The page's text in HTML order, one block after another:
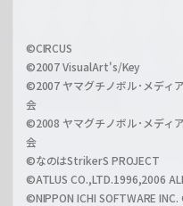
a
r
z
i
l
h
©CIRCUS
©2007 VisualArt's/Key
©2007 ヤマグチノボル･メディ
会
©2008 ヤマグチノボル･メディ
会
©なのはStrikerS PROJECT
©ATLUS CO.,LTD.1996,2006
©NIPPON ICHI SOFTWARE